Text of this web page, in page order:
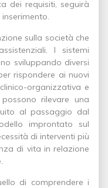
dei requisiti, seguirà
sulla società che
I sistemi
sviluppando diversi
rispondere ai nuovi
organizzativa e
rilevare una
al passaggio dal
improntato sul
di interventi più
di vita in relazione
di comprendere i